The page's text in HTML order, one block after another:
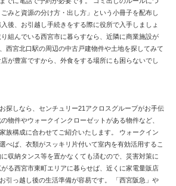
みと資源の分け方・出し方」という小冊子を配布し
後、お引越し手続きをする際に役所で入手しましょ
組んでいる西宮市に暮らすなら、近隣に商業施設が
西宮北口駅の周辺の中古戸建物件や土地を探してみて
が豊富ですから、外食をする場所にも困らないでし
探しなら、センチュリー21アクロスグループがお手伝
物件やウォークインクローゼットがある物件など、
族構成に合わせてご紹介いたします。 ウォークイン
べば、衣類がスッキリ片付いて室内を有効活用するこ
収納タンス等を置かなくても済むので、災害対策に
る西宮市東町エリアに暮らせば、近くに家電量販店
引っ越し後の生活準備が容易です。 「西宮阪急」や